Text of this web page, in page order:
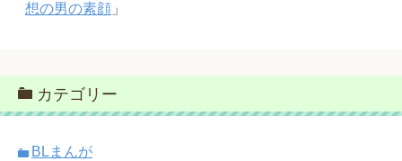
想の男の素顔 」
カテゴリー
BLまんが